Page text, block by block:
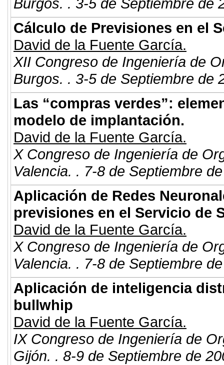
Burgos. . 3-5 de Septiembre de
Cálculo de Previsiones en el
David de la Fuente García.
XII Congreso de Ingeniería de
Burgos. . 3-5 de Septiembre de
Las “compras verdes”:
modelo de implantación.
David de la Fuente García.
X Congreso de Ingeniería de
Valencia. . 7-8 de Septiembre
Aplicación de Redes
previsiones en el Servicio de
David de la Fuente García.
X Congreso de Ingeniería de
Valencia. . 7-8 de Septiembre
Aplicación de inteligencia
bullwhip
David de la Fuente García.
IX Congreso de Ingeniería de
Gijón. . 8-9 de Septiembre de